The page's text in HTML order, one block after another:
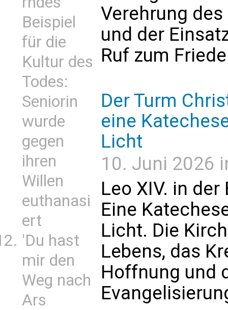
Beispiel
für die
Kultur des
Todes:
Seniorin
wurde
gegen
ihren
Willen
euthanasi
ert
'Du hast
mir den
Weg nach
Ars
Verehrung
und der
Ruf zum
Der Turm
eine
Licht
10. Juni 2026
Leo XIV. in
Eine
Licht. Die
Lebens, das
Hoffnung und